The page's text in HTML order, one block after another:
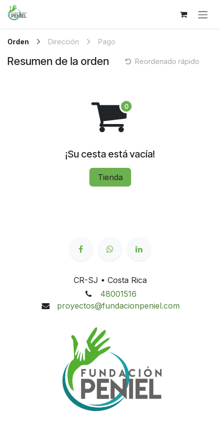
Ir al contenido
Orden Dirección Pago
Resumen de la orden Reordenado rápido
¡Su cesta está vacía!
Tienda
CR-SJ • Costa Rica
48001516
proyectos@fundacionpeniel.com